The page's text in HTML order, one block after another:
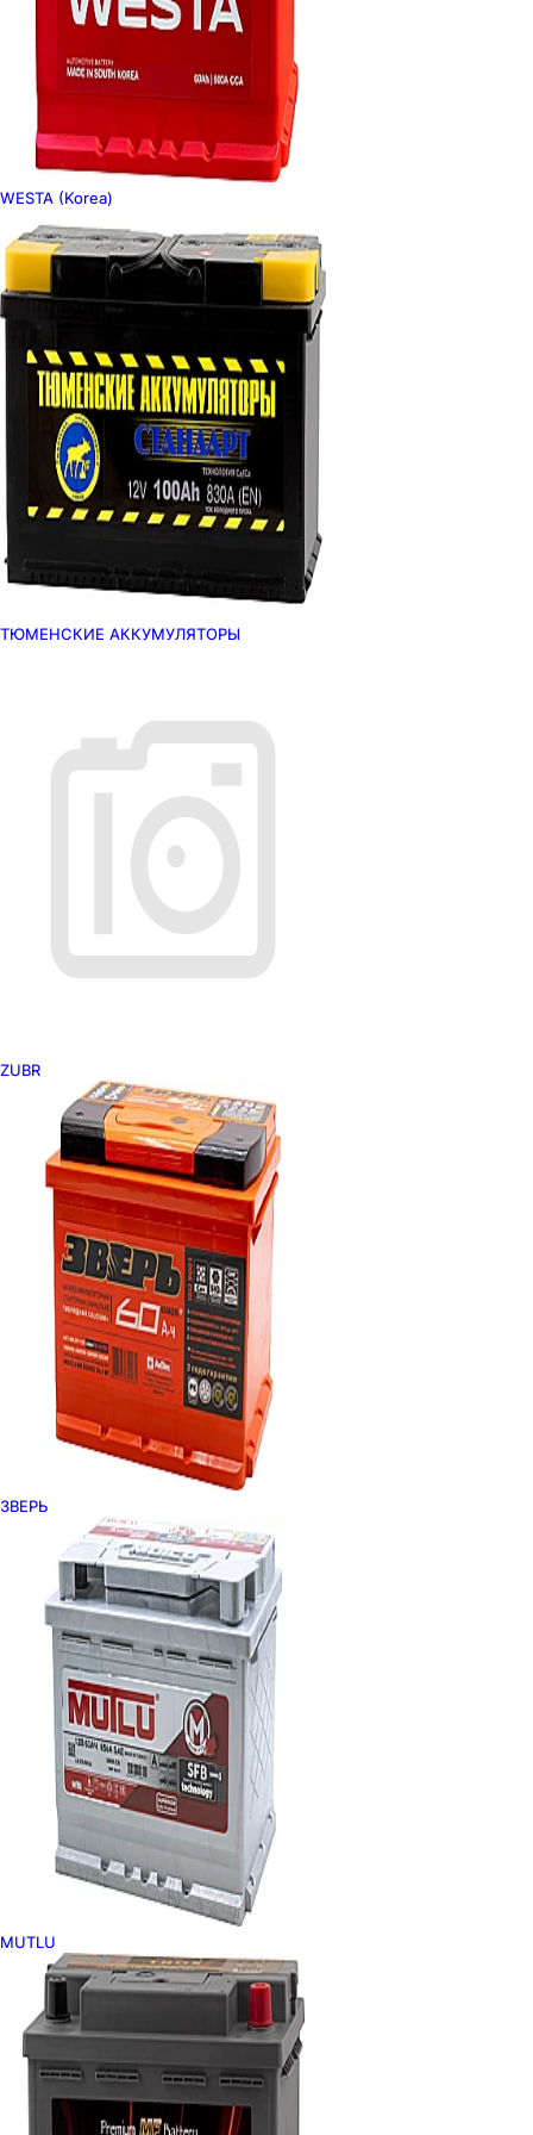
WESTA (Korea)
ТЮМЕНСКИЕ АККУМУЛЯТОРЫ
ZUBR
ЗВЕРЬ
MUTLU